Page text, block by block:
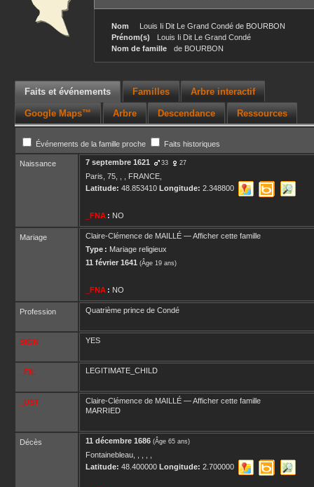
Nom Louis Ii Dit Le Grand Condé de BOURBON
Prénom(s)
Louis Ii Dit Le Grand Condé
Nom de famille
de BOURBON
Faits et événements Familles Arbre interactif
Google Maps™ Arbre Descendance Ressources
Événements de la famille proche Faits historiques
Naissance 7 septembre 1621 33 27
Paris, 75, , , FRANCE,
Latitude: 48.853410 Longitude: 2.348800
_FNA : NO
Mariage Claire-Clémence de MAILLÉ —Afficher cette famille
Type : Mariage religieux
11 février 1641 (Âge 19 ans)
_FNA : NO
Profession Quatrième prince de Condé
SIGN YES
_FIL LEGITIMATE_CHILD
_UST Claire-Clémence de MAILLÉ —Afficher cette famille
MARRIED
Décès 11 décembre 1686 (Âge 65 ans)
Fontainebleau, , , , ,
Latitude: 48.400000 Longitude: 2.700000